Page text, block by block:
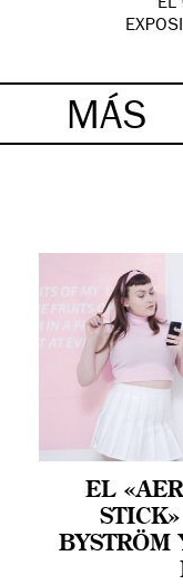
MÁS
EL
BYSTRÖM